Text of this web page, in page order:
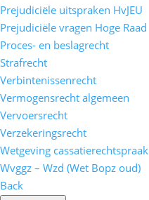
Prejudiciële uitspraken HvJEU
Prejudiciële vragen Hoge Raad
Proces- en beslagrecht
Strafrecht
Verbintenissenrecht
Vermogensrecht algemeen
Vervoersrecht
Verzekeringsrecht
Wetgeving cassatierechtspraak
Wvggz – Wzd (Wet Bopz oud)
Back